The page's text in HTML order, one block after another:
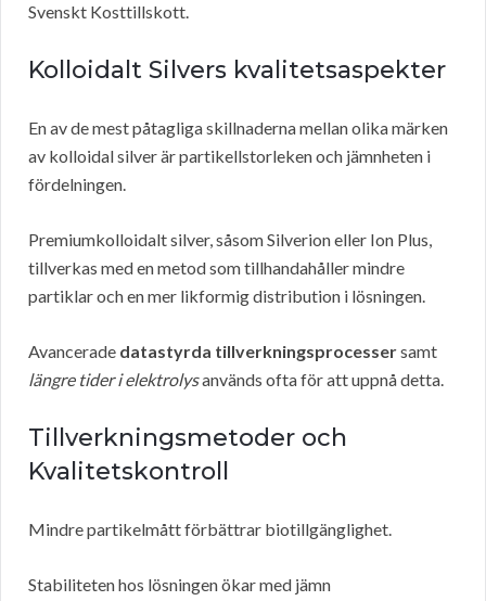
Svenskt Kosttillskott.
Kolloidalt Silvers kvalitetsaspekter
En av de mest påtagliga skillnaderna mellan olika märken
av kolloidal silver är partikellstorleken och jämnheten i
fördelningen.
Premiumkolloidalt silver, såsom Silverion eller Ion Plus,
tillverkas med en metod som tillhandahåller mindre
partiklar och en mer likformig distribution i lösningen.
Avancerade datastyrda tillverkningsprocessersamt
längre tider i elektrolysanvänds ofta för att uppnå detta.
Tillverkningsmetoder och
Kvalitetskontroll
Mindre partikelmått förbättrar biotillgänglighet.
Stabiliteten hos lösningen ökar med jämn